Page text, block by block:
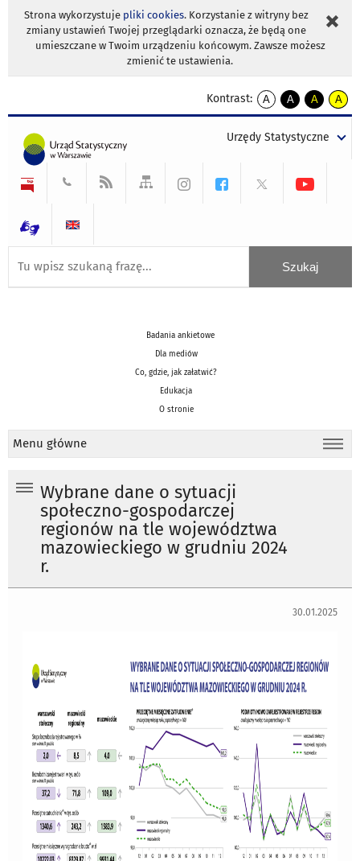
Strona wykorzystuje pliki cookies. Korzystanie z witryny bez
zmiany ustawień Twojej przeglądarki oznacza, że będą one
umieszczane w Twoim urządzeniu końcowym. Zawsze możesz
zmienić te ustawienia.
Kontrast:
A
kontrast
A
kontrast
tekst
czarnym
A
kontrast
tekst
czarnym
A
tekst
żółtym
Urzędy Statystyczne
Badania ankietowe
Dla mediów
Co, gdzie, jak załatwić?
Edukacja
O stronie
Menu główne
Wybrane dane o sytuacji
społeczno-gospodarczej
regionów na tle województwa
mazowieckiego w grudniu 2024
r.
30.01.2025